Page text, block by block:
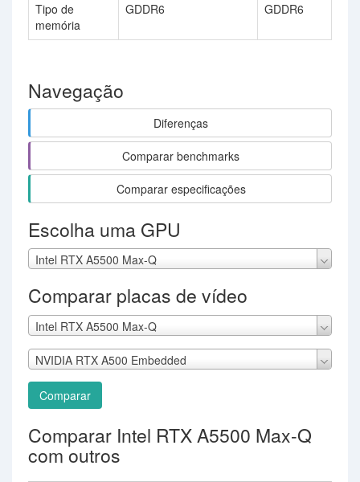
Tipo de
memória
GDDR6 GDDR6
Navegação
Diferenças
Comparar benchmarks
Comparar especificações
Escolha uma GPU
Intel RTX A5500 Max-Q
Comparar placas de vídeo
Intel RTX A5500 Max-Q
NVIDIA RTX A500 Embedded
Comparar
Comparar Intel RTX A5500 Max-Q
com outros